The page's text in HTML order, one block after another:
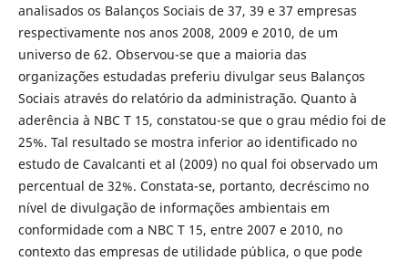
analisados os Balanços Sociais de 37, 39 e 37 empresas
respectivamente nos anos 2008, 2009 e 2010, de um
universo de 62. Observou-se que a maioria das
organizações estudadas preferiu divulgar seus Balanços
Sociais através do relatório da administração. Quanto à
aderência à NBC T 15, constatou-se que o grau médio foi de
25%. Tal resultado se mostra inferior ao identificado no
estudo de Cavalcanti et al (2009) no qual foi observado um
percentual de 32%. Constata-se, portanto, decréscimo no
nível de divulgação de informações ambientais em
conformidade com a NBC T 15, entre 2007 e 2010, no
contexto das empresas de utilidade pública, o que pode